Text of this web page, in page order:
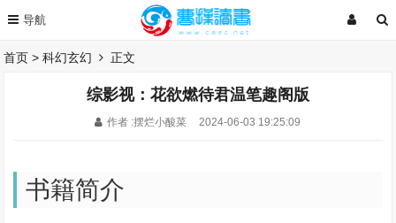
首页 >科幻玄幻 正文
综影视：花欲燃待君温笔趣阁版
作者 :摆烂小酸菜 2024-06-03 19:25:09
书籍简介